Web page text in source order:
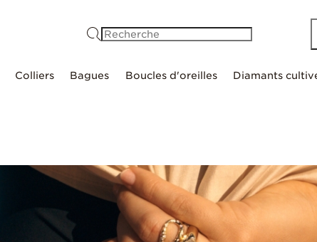
Colliers Bagues Boucles d'oreilles Diamants